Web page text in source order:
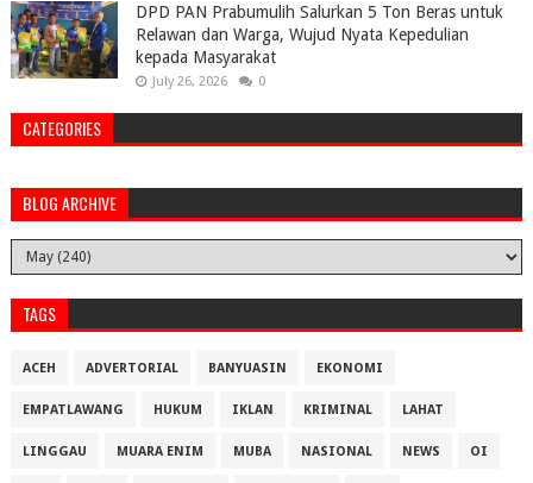
DPD PAN Prabumulih Salurkan 5 Ton Beras untuk
Relawan dan Warga, Wujud Nyata Kepedulian
kepada Masyarakat
July 26, 2026 0
CATEGORIES
BLOG ARCHIVE
TAGS
ACEH ADVERTORIAL BANYUASIN EKONOMI
EMPATLAWANG HUKUM IKLAN KRIMINAL LAHAT
LINGGAU MUARA ENIM MUBA NASIONAL NEWS OI